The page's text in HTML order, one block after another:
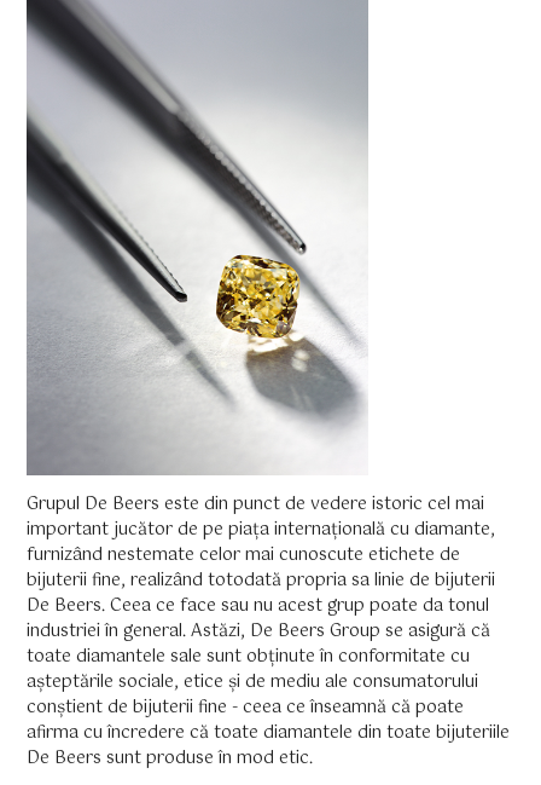
Grupul De Beers este din punct de vedere istoric cel mai
important jucător de pe piața internațională cu diamante,
furnizând nestemate celor mai cunoscute etichete de
bijuterii fine, realizând totodată propria sa linie de bijuterii
De Beers. Ceea ce face sau nu acest grup poate da tonul
industriei în general. Astăzi, De Beers Group se asigură că
toate diamantele sale sunt obținute în conformitate cu
așteptările sociale, etice și de mediu ale consumatorului
conștient de bijuterii fine - ceea ce înseamnă că poate
afirma cu încredere că toate diamantele din toate bijuteriile
De Beers sunt produse în mod etic.